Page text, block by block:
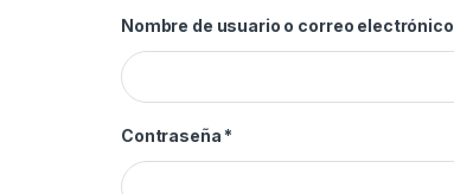
Nombre de usuario o correo electrónico
Contraseña *